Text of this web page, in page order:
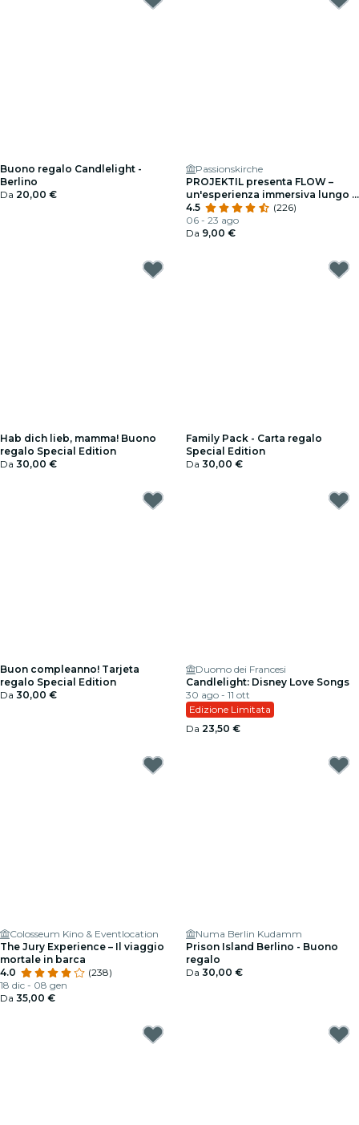
Buono regalo Candlelight -
Berlino
Da 20,00 €
Passionskirche
PROJEKTIL presenta FLOW –
un'esperienza immersiva lungo il
Moldava di Smetana
4.5
(226)
06 - 23 ago
Da 9,00 €
Hab dich lieb, mamma! Buono
regalo Special Edition
Da 30,00 €
Family Pack - Carta regalo
Special Edition
Da 30,00 €
Buon compleanno! Tarjeta
regalo Special Edition
Da 30,00 €
Duomo dei Francesi
Candlelight: Disney Love Songs
30 ago - 11 ott
Edizione Limitata
Da 23,50 €
Colosseum Kino & Eventlocation
The Jury Experience – Il viaggio
mortale in barca
4.0
(238)
18 dic - 08 gen
Da 35,00 €
Numa Berlin Kudamm
Prison Island Berlino - Buono
regalo
Da 30,00 €